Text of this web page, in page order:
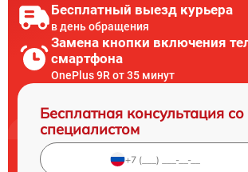
Бесплатный выезд курьера
в день обращения
Замена кнопки включения
смартфона
OnePlus 9R от 35 минут
Бесплатная консультация со
специалистом